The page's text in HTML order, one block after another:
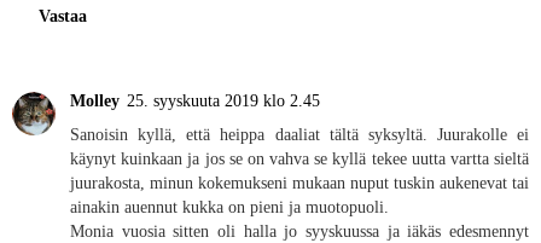
Vastaa
Molley 25. syyskuuta 2019 klo 2.45
Sanoisin kyllä, että heippa daaliat tältä syksyltä. Juurakolle ei
käynyt kuinkaan ja jos se on vahva se kyllä tekee uutta vartta sieltä
juurakosta, minun kokemukseni mukaan nuput tuskin aukenevat tai
ainakin auennut kukka on pieni ja muotopuoli.
Monia vuosia sitten oli halla jo syyskuussa ja iäkäs edesmennyt